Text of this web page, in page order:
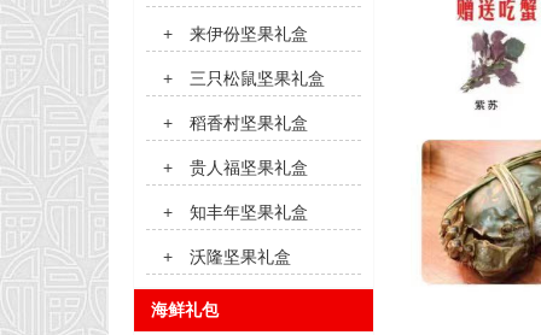
+ 来伊份坚果礼盒
+ 三只松鼠坚果礼盒
+ 稻香村坚果礼盒
+ 贵人福坚果礼盒
+ 知丰年坚果礼盒
+ 沃隆坚果礼盒
海鲜礼包